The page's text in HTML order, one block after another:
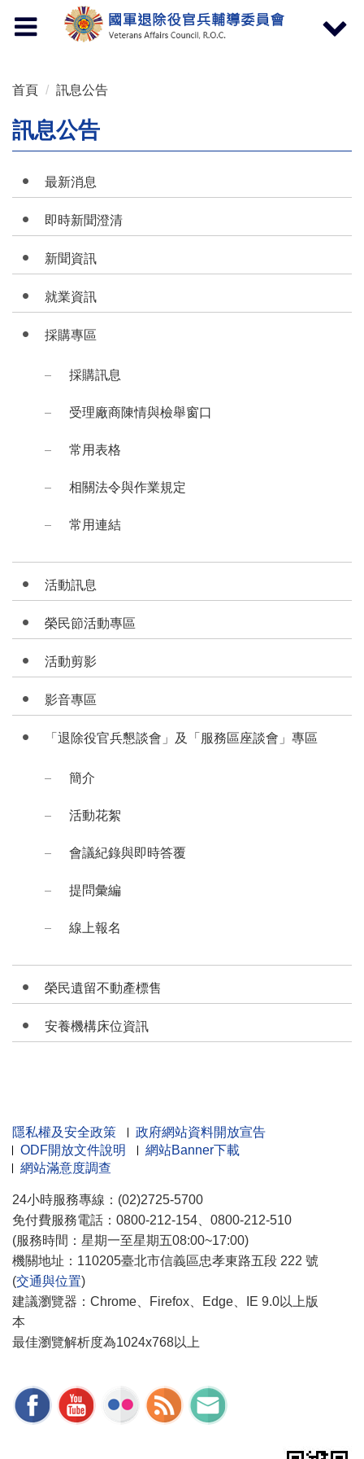
Toggle
navigation
Toggle
首頁 訊息公告
訊息公告
最新消息
即時新聞澄清
新聞資訊
就業資訊
採購專區
採購訊息
受理廠商陳情與檢舉窗口
常用表格
相關法令與作業規定
常用連結
活動訊息
榮民節活動專區
活動剪影
影音專區
「退除役官兵懇談會」及「服務區座談會」專區
簡介
活動花絮
會議紀錄與即時答覆
提問彙編
線上報名
榮民遺留不動產標售
安養機構床位資訊
隱私權及安全政策
政府網站資料開放宣告
ODF開放文件說明
網站Banner下載
網站滿意度調查
24小時服務專線：(02)2725-5700
免付費服務電話：0800-212-154、0800-212-510
(服務時間：星期一至星期五08:00~17:00)
機關地址：110205臺北市信義區忠孝東路五段 222 號
(交通與位置)
建議瀏覽器：Chrome、Firefox、Edge、IE 9.0以上版
本
最佳瀏覽解析度為1024x768以上